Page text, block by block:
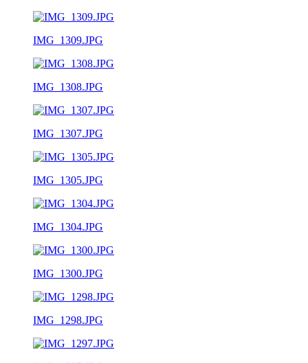
IMG_1309.JPG
IMG_1308.JPG
IMG_1307.JPG
IMG_1305.JPG
IMG_1304.JPG
IMG_1300.JPG
IMG_1298.JPG